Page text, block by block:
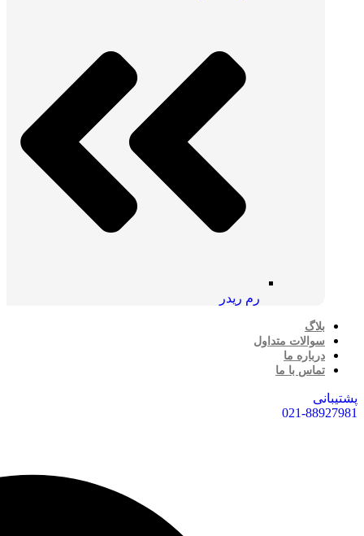
رم ریدر
بلاگ
سوالات متداول
درباره ما
تماس با ما
پشتیبانی
021-88927981